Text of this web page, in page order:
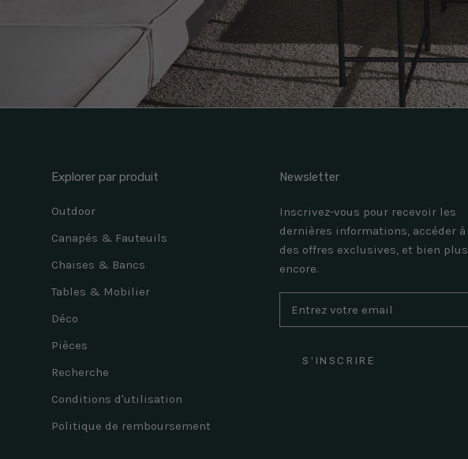
Explorer par produit
Outdoor
Canapés & Fauteuils
Chaises & Bancs
Tables & Mobilier
Déco
Pièces
Recherche
Conditions d'utilisation
Politique de remboursement
Newsletter
Inscrivez-vous pour recevoir les
dernières informations, accéder à
des offres exclusives, et bien plus
encore.
S'INSCRIRE